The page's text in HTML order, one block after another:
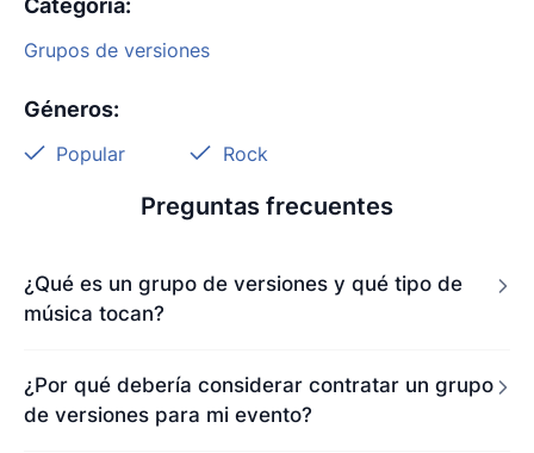
Categoría:
Grupos de versiones
Géneros:
Popular Rock
Preguntas frecuentes
¿Qué es un grupo de versiones y qué tipo de
música tocan?
¿Por qué debería considerar contratar un grupo
de versiones para mi evento?